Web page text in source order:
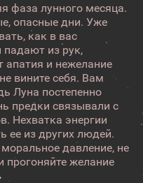
фаза лунного месяца.
опасные дни. Уже
как в вас
падают из рук,
апатия и нежелание
вините себя. Вам
Луна постепенно
предки связывали с
Нехватка энергии
ее из других людей.
давление, не
прогоняйте желание